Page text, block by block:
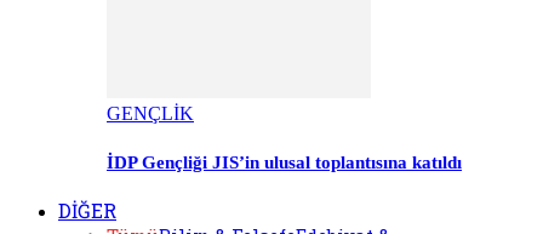
GENÇLİK
İDP Gençliği JIS’in ulusal toplantısına katıldı
DİĞER